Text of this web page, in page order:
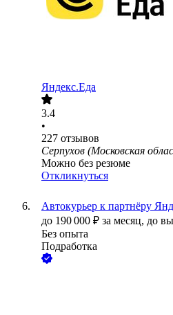
Яндекс.Еда
3.4
•
227 отзывов
Серпухов (Московская
Можно без резюме
Откликнуться
Автокурьер к партнёру
до 190 000 ₽ за месяц, до
Без опыта
Подработка